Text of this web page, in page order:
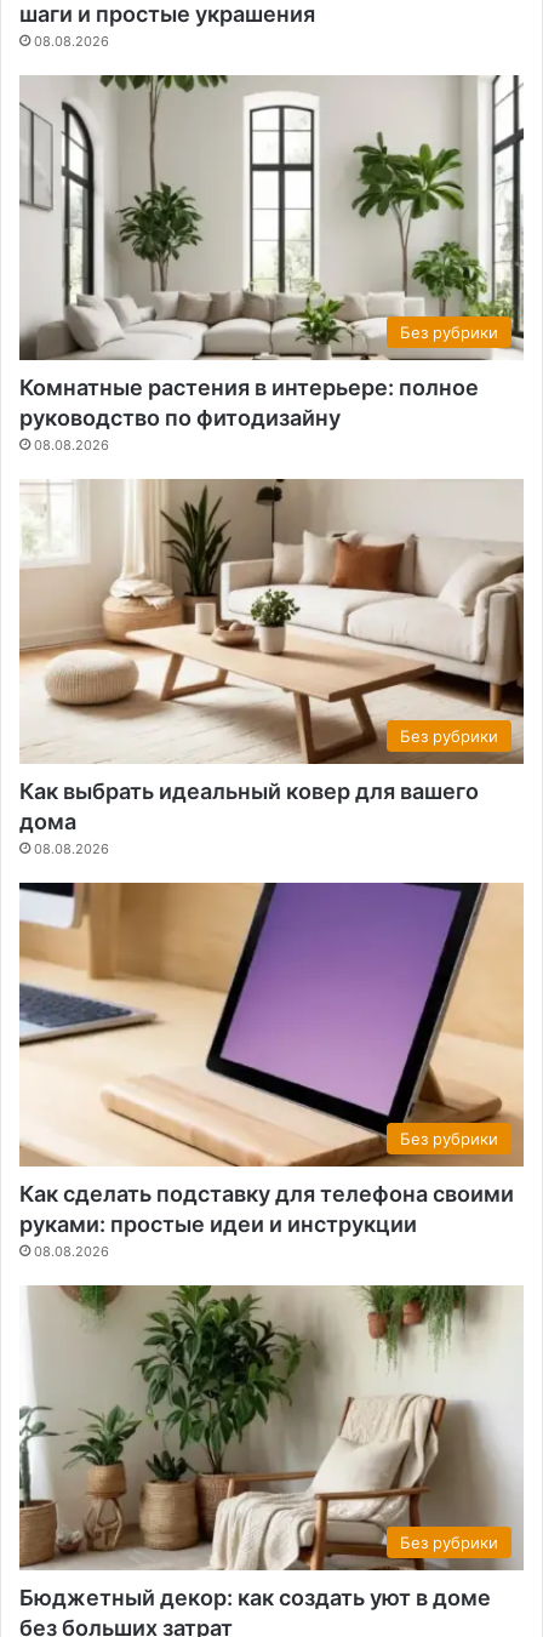
шаги и простые украшения
08.08.2026
Без рубрики
Комнатные растения в интерьере: полное
руководство по фитодизайну
08.08.2026
Без рубрики
Как выбрать идеальный ковер для вашего
дома
08.08.2026
Без рубрики
Как сделать подставку для телефона своими
руками: простые идеи и инструкции
08.08.2026
Без рубрики
Бюджетный декор: как создать уют в доме
без больших затрат